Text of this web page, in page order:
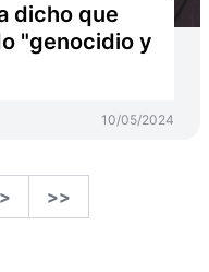
dicho que
"genocidio y
10/05/2024
> >>